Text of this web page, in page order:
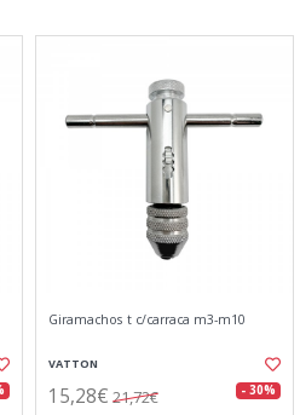
Giramachos t c/carraca m3-m10
VATTON
15,28€ 21,72€ - 30%